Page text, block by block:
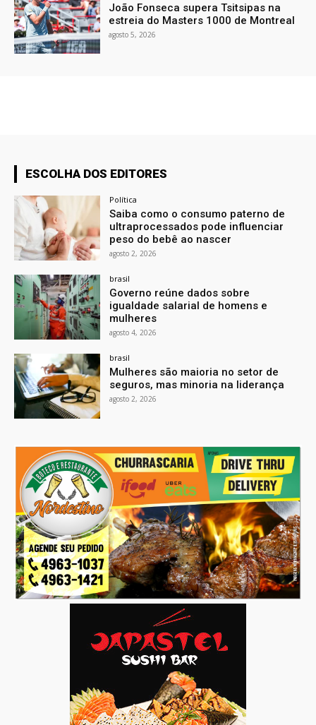
João Fonseca supera Tsitsipas na
estreia do Masters 1000 de Montreal
agosto 5, 2026
ESCOLHA DOS EDITORES
Política
Saiba como o consumo paterno de
ultraprocessados pode influenciar
peso do bebê ao nascer
agosto 2, 2026
brasil
Governo reúne dados sobre
igualdade salarial de homens e
mulheres
agosto 4, 2026
brasil
Mulheres são maioria no setor de
seguros, mas minoria na liderança
agosto 2, 2026